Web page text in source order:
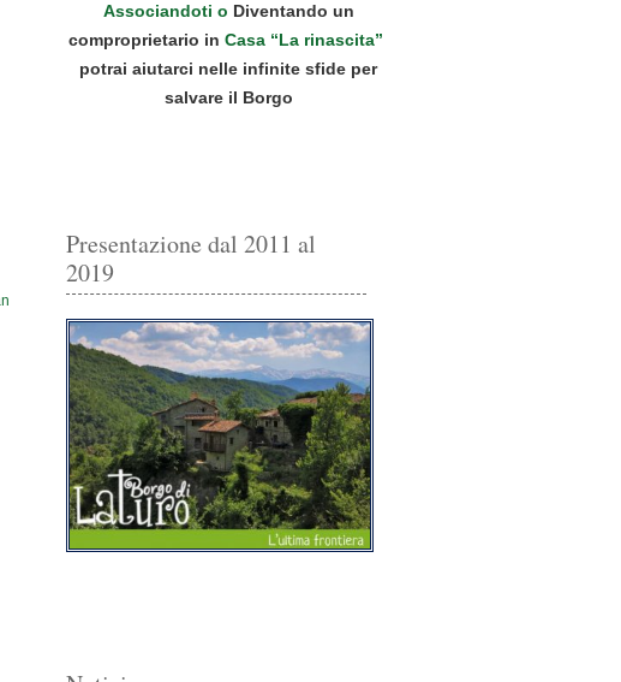
Associandoti o Diventando un
comproprietario in Casa “La rinascita”
potrai aiutarci nelle infinite sfide per
salvare il Borgo
Presentazione dal 2011 al
2019